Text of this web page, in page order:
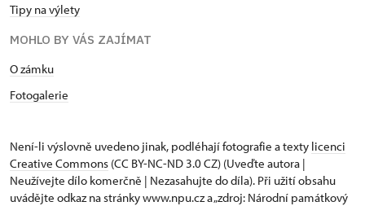
Tipy na výlety
MOHLO BY VÁS ZAJÍMAT
O zámku
Fotogalerie
Není-li výslovně uvedeno jinak, podléhají fotografie a texty licenci
Creative Commons (CC BY-NC-ND 3.0 CZ) (Uveďte autora |
Neužívejte dílo komerčně | Nezasahujte do díla). Při užití obsahu
uvádějte odkaz na stránky www.npu.cz a „zdroj: Národní památkový